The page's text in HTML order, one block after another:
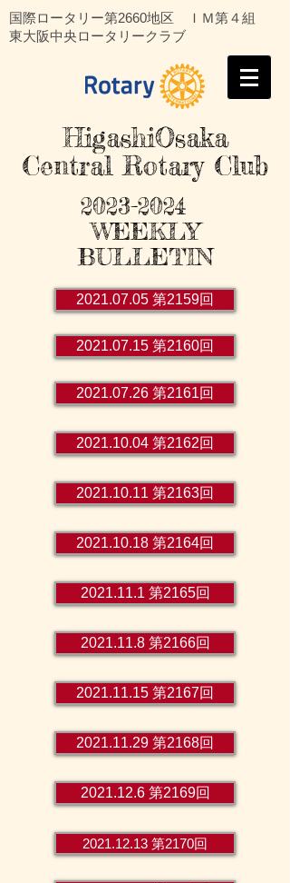
国際ロータリー第2660地区 ＩＭ第４組
東大阪中央ロータリークラブ
HigashiOsaka
Central Rotary Club
2023-2024
WEEKLY
BULLETIN
2021.07.05 第2159回
2021.07.15 第2160回
2021.07.26 第2161回
2021.10.04 第2162回
2021.10.11 第2163回
2021.10.18 第2164回
2021.11.1 第2165回
2021.11.8 第2166回
2021.11.15 第2167回
2021.11.29 第2168回
2021.12.6 第2169回
2021.12.13 第2170回